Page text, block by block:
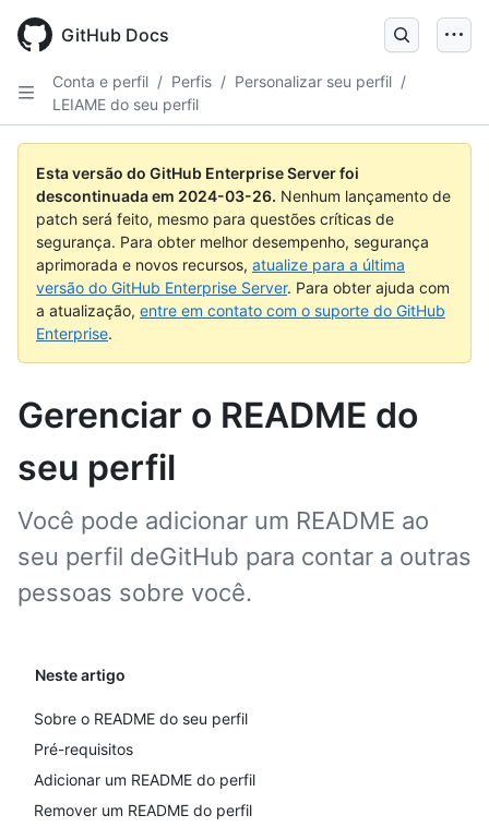
main
GitHub Docs
Conta e perfil / Perfis / Personalizar seu perfil /
LEIAME do seu perfil
Esta versão do GitHub Enterprise Server foi
descontinuada em 2024-03-26. Nenhum lançamento de
patch será feito, mesmo para questões críticas de
segurança. Para obter melhor desempenho, segurança
aprimorada e novos recursos, atualize para a última
versão do GitHub Enterprise Server. Para obter ajuda com
a atualização, entre em contato com o suporte do GitHub
Enterprise.
Gerenciar o README do
seu perfil
Você pode adicionar um README ao
seu perfil deGitHub para contar a outras
pessoas sobre você.
Neste artigo
Sobre o README do seu perfil
Pré-requisitos
Adicionar um README do perfil
Remover um README do perfil